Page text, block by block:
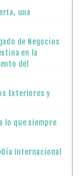
una
de Negocios
en la
del
Exteriores y
lo que siempre
Internacional